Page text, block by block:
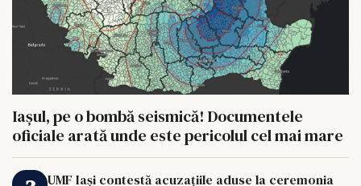
Iașul, pe o bombă seismică! Documentele
oficiale arată unde este pericolul cel mai mare
UMF Iași contestă acuzațiile aduse la ceremonia